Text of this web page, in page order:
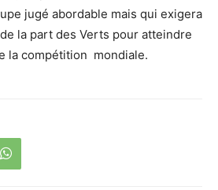
jugé abordable mais qui exigera
la part des Verts pour atteindre
la compétition mondiale.